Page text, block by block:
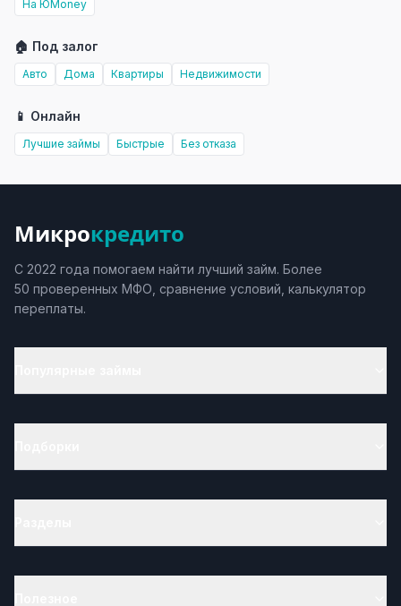
На ЮMoney
🏠 Под залог
Авто Дома Квартиры Недвижимости
📱 Онлайн
Лучшие займы Быстрые Без отказа
Микрокредито
С 2022 года помогаем найти лучший займ. Более
50 проверенных МФО, сравнение условий, калькулятор
переплаты.